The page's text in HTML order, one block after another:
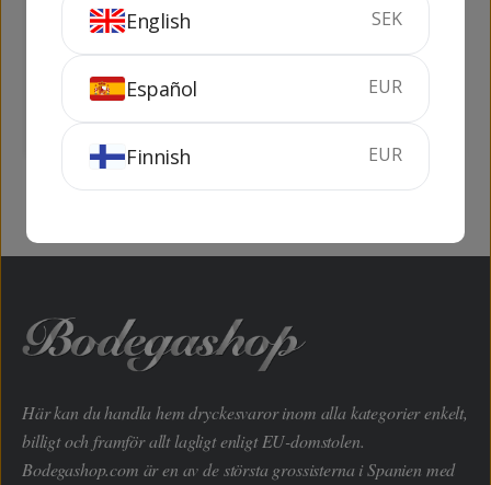
Abuelo Añejo
Reserva Especial
37.5%
Captain Morgan
Pineapple
Här kan du handla hem dryckesvaror inom alla kategorier enkelt,
billigt och framför allt lagligt enligt EU-domstolen.
Bodegashop.com är en av de största grossisterna i Spanien med
English SEK
Español EUR
Finnish EUR